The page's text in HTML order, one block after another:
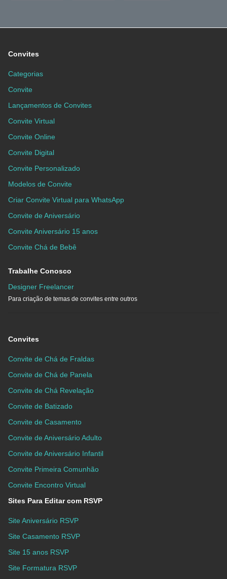
Convites
Categorias
Convite
Lançamentos de Convites
Convite Virtual
Convite Online
Convite Digital
Convite Personalizado
Modelos de Convite
Criar Convite Virtual para WhatsApp
Convite de Aniversário
Convite Aniversário 15 anos
Convite Chá de Bebê
Trabalhe Conosco
Designer Freelancer
Para criação de temas de convites entre outros
Convites
Convite de Chá de Fraldas
Convite de Chá de Panela
Convite de Chá Revelação
Convite de Batizado
Convite de Casamento
Convite de Aniversário Adulto
Convite de Aniversário Infantil
Convite Primeira Comunhão
Convite Encontro Virtual
Sites Para Editar com RSVP
Site Aniversário RSVP
Site Casamento RSVP
Site 15 anos RSVP
Site Formatura RSVP